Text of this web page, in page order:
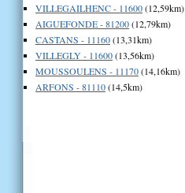
VILLEGAILHENC - 11600(12,59km)
AIGUEFONDE - 81200(12,79km)
CASTANS - 11160(13,31km)
VILLEGLY - 11600(13,56km)
MOUSSOULENS - 11170(14,16km)
ARFONS - 81110(14,5km)